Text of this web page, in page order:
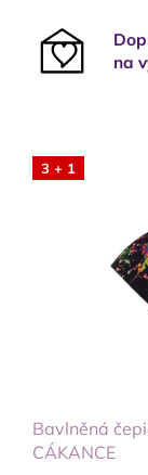
na
3 + 1
Bavlněná
CÁKANCE